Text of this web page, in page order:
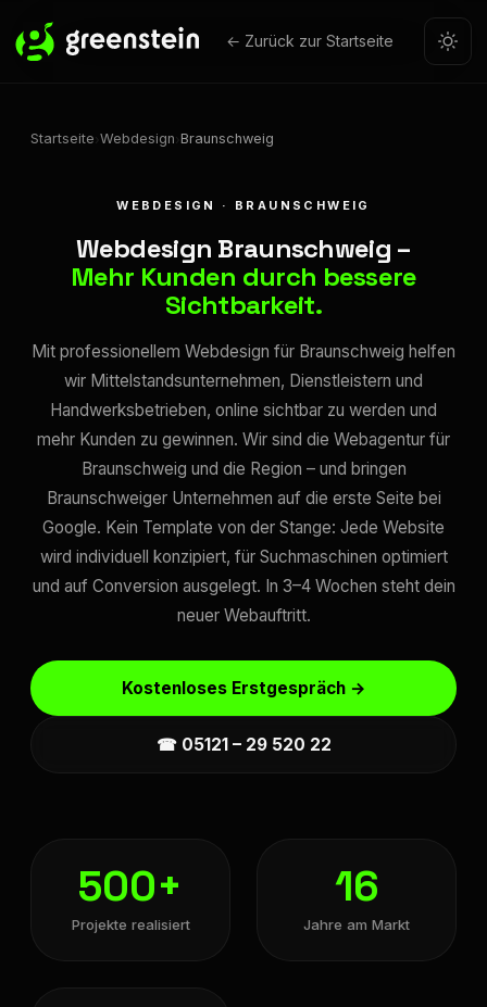
← Zurück zur Startseite
Startseite Webdesign Braunschweig
WEBDESIGN · BRAUNSCHWEIG
Webdesign Braunschweig –
Mehr Kunden durch bessere
Sichtbarkeit.
Mit professionellem Webdesign für Braunschweig helfen
wir Mittelstandsunternehmen, Dienstleistern und
Handwerksbetrieben, online sichtbar zu werden und
mehr Kunden zu gewinnen. Wir sind die Webagentur für
Braunschweig und die Region – und bringen
Braunschweiger Unternehmen auf die erste Seite bei
Google. Kein Template von der Stange: Jede Website
wird individuell konzipiert, für Suchmaschinen optimiert
und auf Conversion ausgelegt. In 3–4 Wochen steht dein
neuer Webauftritt.
Kostenloses Erstgespräch →
☎ 05121 – 29 520 22
500+
Projekte realisiert
16
Jahre am Markt